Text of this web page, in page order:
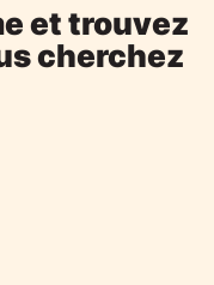
et trouvez
cherchez